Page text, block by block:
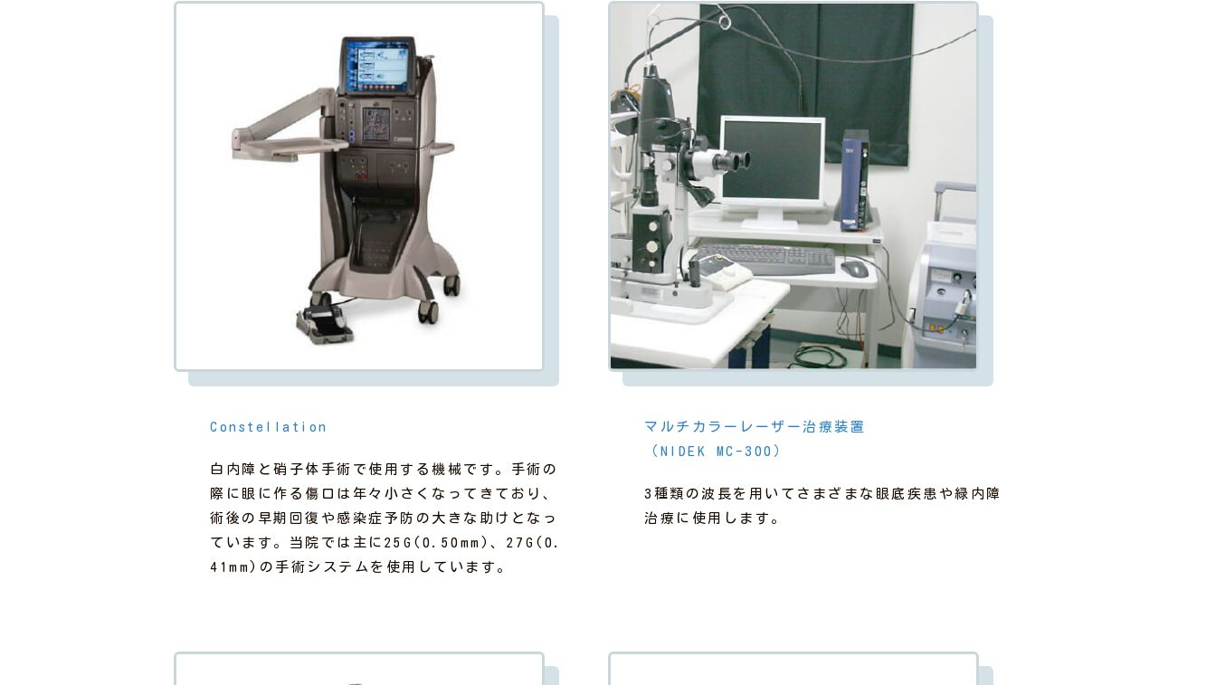
Constellation
白内障と硝子体手術で使用する機械です。手術の
際に眼に作る傷口は年々小さくなってきており、
術後の早期回復や感染症予防の大きな助けとなっ
ています。当院では主に25G(0.50mm)、27G(0.
41mm)の手術システムを使用しています。
マルチカラーレーザー治療装置
（NIDEK MC-300）
3種類の波長を用いてさまざまな眼底疾患や緑内障
治療に使用します。